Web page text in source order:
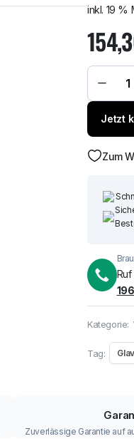
inkl. 19 %
/
Jetzt
Zum
Kategorie:
Tag:
Zuverlässige Garantie auf